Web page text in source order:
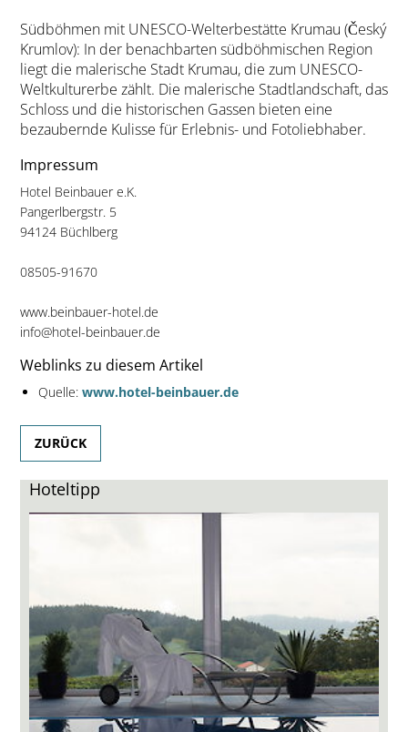
Südböhmen mit UNESCO-Welterbestätte Krumau (Český
Krumlov): In der benachbarten südböhmischen Region
liegt die malerische Stadt Krumau, die zum UNESCO-
Weltkulturerbe zählt. Die malerische Stadtlandschaft, das
Schloss und die historischen Gassen bieten eine
bezaubernde Kulisse für Erlebnis- und Fotoliebhaber.
Impressum
Hotel Beinbauer e.K.
Pangerlbergstr. 5
94124 Büchlberg
08505-91670
www.beinbauer-hotel.de
info@hotel-beinbauer.de
Weblinks zu diesem Artikel
Quelle: www.hotel-beinbauer.de
ZURÜCK
Hoteltipp